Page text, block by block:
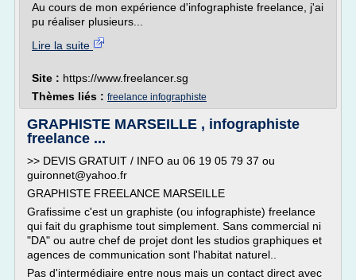
Au cours de mon expérience d'infographiste freelance, j'ai
pu réaliser plusieurs...
Lire la suite
Site : https://www.freelancer.sg
Thèmes liés : freelance infographiste
GRAPHISTE MARSEILLE , infographiste
freelance ...
>> DEVIS GRATUIT / INFO au 06 19 05 79 37 ou
guironnet@yahoo.fr
GRAPHISTE FREELANCE MARSEILLE
Grafissime c'est un graphiste (ou infographiste) freelance
qui fait du graphisme tout simplement. Sans commercial ni
"DA" ou autre chef de projet dont les studios graphiques et
agences de communication sont l'habitat naturel..
Pas d'intermédiaire entre nous mais un contact direct avec